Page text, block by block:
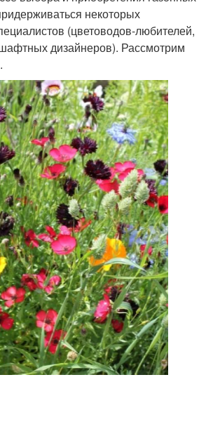
некоторых
(цветоводов-любителей,
дизайнеров). Рассмотрим